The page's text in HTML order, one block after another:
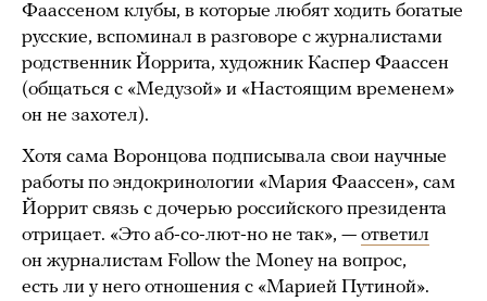
Фаассеном клубы, в которые любят ходить богатые
русские, вспоминал в разговоре с журналистами
родственник Йоррита, художник Каспер Фаассен
(общаться с «Медузой» и «Настоящим временем»
он не захотел).
Хотя сама Воронцова подписывала свои научные
работы по эндокринологии «Мария Фаассен», сам
Йоррит связь с дочерью российского президента
отрицает. «Это аб-со-лют-но не так», — ответил
он журналистам Follow the Money на вопрос,
есть ли у него отношения с «Марией Путиной».